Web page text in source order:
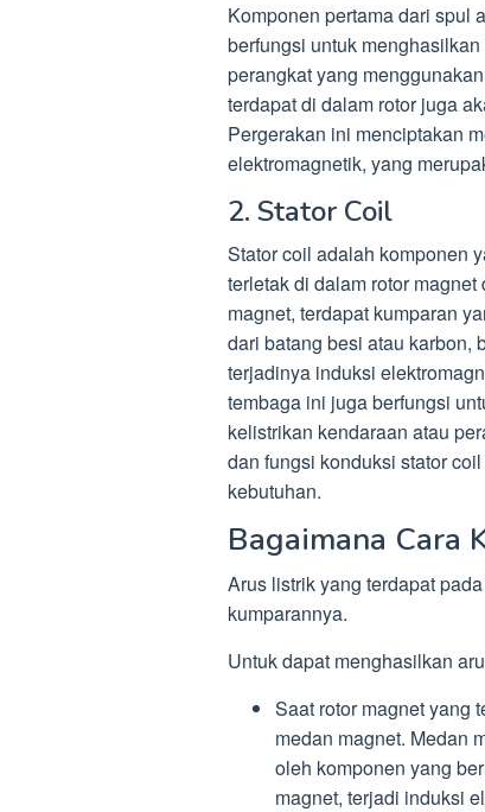
Komponen pertama dari spul
berfungsi untuk
perangkat yang
terdapat di dalam rotor juga
Pergerakan ini menciptakan
elektromagnetik, yang
2. Stator Coil
Stator coil adalah komponen
terletak di dalam rotor
magnet, terdapat kumparan
dari batang besi atau karbon,
terjadinya induksi
tembaga ini juga berfungsi
kelistrikan kendaraan atau
dan fungsi konduksi stator
kebutuhan.
Bagaimana Cara
Arus listrik yang terdapat
kumparannya.
Untuk dapat menghasilkan
Saat rotor magnet yang
medan magnet. Medan
oleh komponen yang
magnet, terjadi induksi